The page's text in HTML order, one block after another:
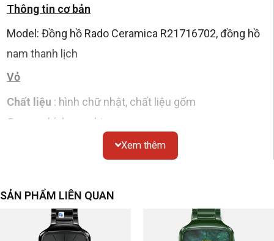
Thông tin cơ bản
Model: Đồng hồ Rado Ceramica R21716702, đồng hồ
nam thanh lịch
Vỏ
Chất liệu : hình chữ nhật, chất liệu gốm
Gương
: kính sapphire
: 30 mét
Mặt số
Màu sắc & Chất liệu
: Đen đính kim cương
Dây đeo đồng hồ
Xem thêm
SẢN PHẨM LIÊN QUAN